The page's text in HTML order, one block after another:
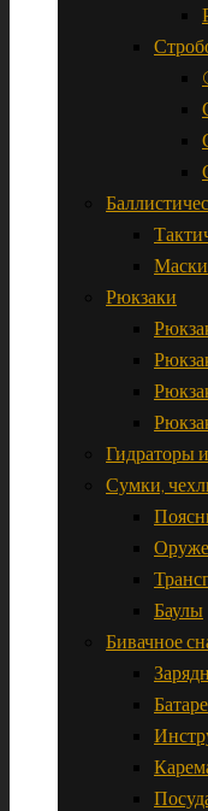
Маски
Рюкзаки
Гидраторы
Сумки,
Баулы
Бивачное